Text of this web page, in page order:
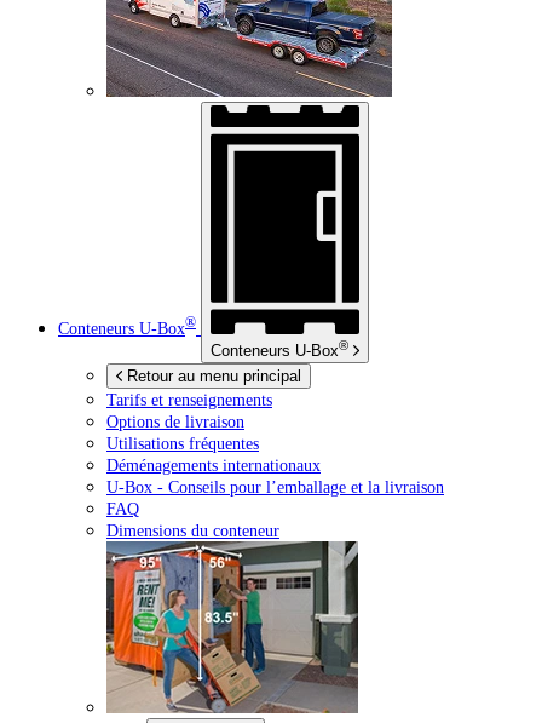
Conteneurs U-Box®
Conteneurs U-Box®
Retour au menu principal
Tarifs et renseignements
Options de livraison
Utilisations fréquentes
Déménagements internationaux
U-Box - Conseils pour l’emballage et la livraison
FAQ
Dimensions du conteneur